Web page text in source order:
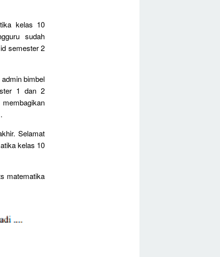
kelas 10
sudah
semester 2
bimbel
1 dan 2
Selamat
kelas 10
matematika